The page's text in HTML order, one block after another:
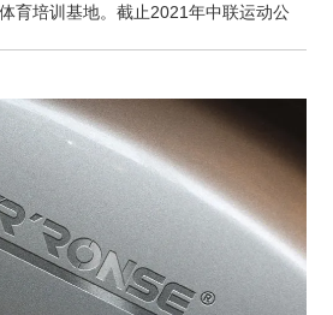
育培训基地。截止2021年中联运动公